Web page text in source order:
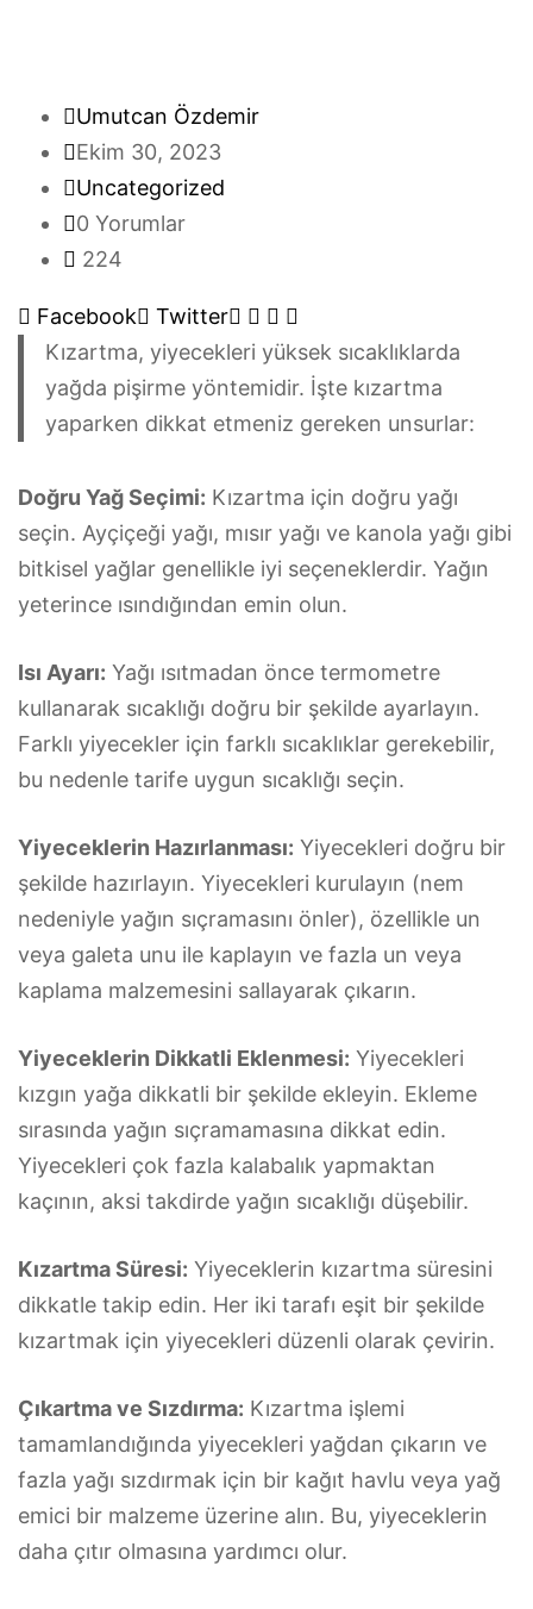
Umutcan Özdemir
Ekim 30, 2023
Uncategorized
0 Yorumlar
224
Facebook Twitter Google+
LinkedIn
Whatsapp
Kızartma, yiyecekleri yüksek sıcaklıklarda
yağda pişirme yöntemidir. İşte kızartma
yaparken dikkat etmeniz gereken unsurlar:
Doğru Yağ Seçimi: Kızartma için doğru yağı
seçin. Ayçiçeği yağı, mısır yağı ve kanola yağı gibi
bitkisel yağlar genellikle iyi seçeneklerdir. Yağın
yeterince ısındığından emin olun.
Isı Ayarı: Yağı ısıtmadan önce termometre
kullanarak sıcaklığı doğru bir şekilde ayarlayın.
Farklı yiyecekler için farklı sıcaklıklar gerekebilir,
bu nedenle tarife uygun sıcaklığı seçin.
Yiyeceklerin Hazırlanması: Yiyecekleri doğru bir
şekilde hazırlayın. Yiyecekleri kurulayın (nem
nedeniyle yağın sıçramasını önler), özellikle un
veya galeta unu ile kaplayın ve fazla un veya
kaplama malzemesini sallayarak çıkarın.
Yiyeceklerin Dikkatli Eklenmesi: Yiyecekleri
kızgın yağa dikkatli bir şekilde ekleyin. Ekleme
sırasında yağın sıçramamasına dikkat edin.
Yiyecekleri çok fazla kalabalık yapmaktan
kaçının, aksi takdirde yağın sıcaklığı düşebilir.
Kızartma Süresi: Yiyeceklerin kızartma süresini
dikkatle takip edin. Her iki tarafı eşit bir şekilde
kızartmak için yiyecekleri düzenli olarak çevirin.
Çıkartma ve Sızdırma: Kızartma işlemi
tamamlandığında yiyecekleri yağdan çıkarın ve
fazla yağı sızdırmak için bir kağıt havlu veya yağ
emici bir malzeme üzerine alın. Bu, yiyeceklerin
daha çıtır olmasına yardımcı olur.